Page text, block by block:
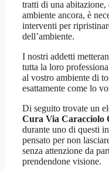
tratti di una
ambiente ancora, è
interventi per
dell’ambiente.
I nostri addetti
tutta la loro
al vostro ambiente di
esattamente come lo
Di seguito trovate un
Cura Via Caracciolo
durante uno di questi
pensato per non
senza attenzione da
prendendone visione.